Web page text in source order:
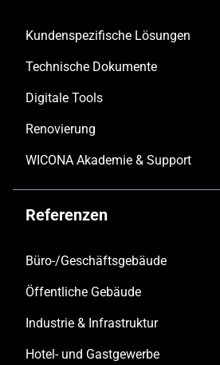
Kundenspezifische Lösungen
Technische Dokumente
Digitale Tools
Renovierung
WICONA Akademie & Support
Referenzen
Büro-/Geschäftsgebäude
Öffentliche Gebäude
Industrie & Infrastruktur
Hotel- und Gastgewerbe